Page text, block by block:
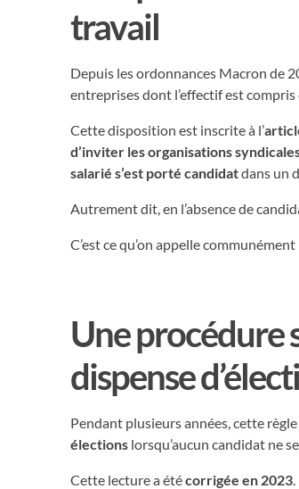
travail
Depuis les ordonnances Macron de
entreprises dont l’effectif est
Cette disposition est inscrite à l’
d’inviter les organisations
salarié s’est porté candidatdans un
Autrement dit, en l’absence de
C’est ce qu’on appelle communément
Une procédure
dispense
Pendant plusieurs années, cette
élections lorsqu’aucun candidat ne
Cette lecture a étécorrigée en 2023.